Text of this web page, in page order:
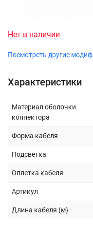
Нет в наличии
Посмотреть другие
Характеристики
Материал оболочки
коннектора
Форма кабеля
Подсветка
Оплетка кабеля
Артикул
Длина кабеля (м)